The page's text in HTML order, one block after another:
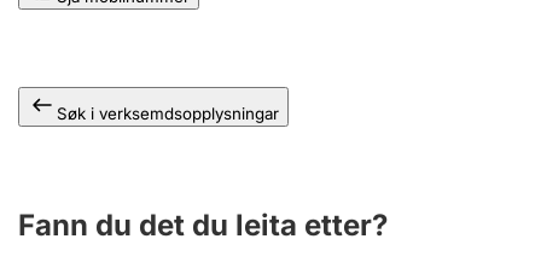
Søk i verksemdsopplysningar
Fann du det du leita etter?